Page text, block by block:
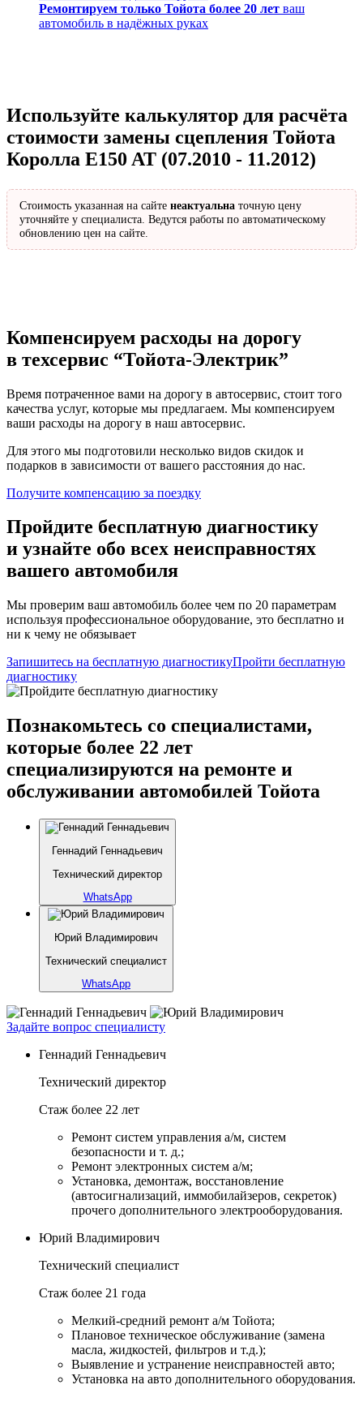
Ремонтируем только Тойота более 20 лет ваш
автомобиль в надёжных руках
Используйте калькулятор для расчёта
стоимости замены сцепления Тойота
Королла E150 AT (07.2010 - 11.2012)
Стоимость указанная на сайте неактуальна точную цену
уточняйте у специалиста. Ведутся работы по автоматическому
обновлению цен на сайте.
Компенсируем расходы на дорогу
в техсервис “Тойота-Электрик”
Время потраченное вами на дорогу в автосервис, стоит того
качества услуг, которые мы предлагаем. Мы компенсируем
ваши расходы на дорогу в наш автосервис.
Для этого мы подготовили несколько видов скидок и
подарков в зависимости от вашего расстояния до нас.
Получите компенсацию за поездку
Пройдите бесплатную диагностику
и узнайте обо всех неисправностях
вашего автомобиля
Мы проверим ваш автомобиль более чем по 20 параметрам
используя профессиональное оборудование, это бесплатно и
ни к чему не обязывает
Запишитесь на бесплатную диагностикуПройти бесплатную
диагностику
Познакомьтесь со специалистами,
которые более 22 лет
специализируются на ремонте и
обслуживании автомобилей Тойота
Геннадий Геннадьевич
Технический директор
WhatsApp
Юрий Владимирович
Технический специалист
WhatsApp
Задайте вопрос специалисту
Геннадий Геннадьевич
Технический директор
Стаж более 22 лет
Ремонт систем управления а/м, систем
безопасности и т. д.;
Ремонт электронных систем а/м;
Установка, демонтаж, восстановление
(автосигнализаций, иммобилайзеров, секреток)
прочего дополнительного электрооборудования.
Юрий Владимирович
Технический специалист
Стаж более 21 года
Мелкий-средний ремонт а/м Тойота;
Плановое техническое обслуживание (замена
масла, жидкостей, фильтров и т.д.);
Выявление и устранение неисправностей авто;
Установка на авто дополнительного оборудования.